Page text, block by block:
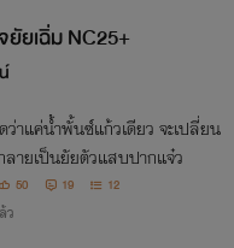
ยัยเฉิ่ม NC25+
ว่าแค่น้ำพั้นซ์แก้วเดียว จะเปลี่ยน
ลายเป็นยัยตัวแสบปากแจ๋ว
50 19 12
ว